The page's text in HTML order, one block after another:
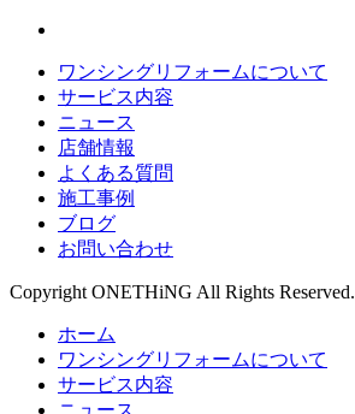
ワンシングリフォームについて
サービス内容
ニュース
店舗情報
よくある質問
施工事例
ブログ
お問い合わせ
Copyright ONETHiNG All Rights Reserved.
ホーム
ワンシングリフォームについて
サービス内容